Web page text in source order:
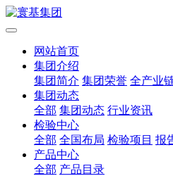
网站首页
集团介绍
集团简介 集团荣誉 全产业
集团动态
全部 集团动态 行业资讯
检验中心
全部 全国布局 检验项目 报
产品中心
全部 产品目录